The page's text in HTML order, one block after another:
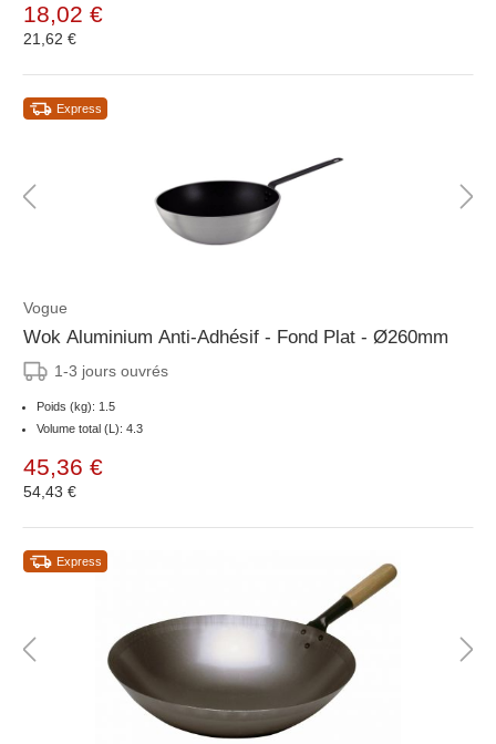
18,02 €
21,62 €
Express
Vogue
Wok Aluminium Anti-Adhésif - Fond Plat - Ø260mm
1-3 jours ouvrés
Poids (kg): 1.5
Volume total (L): 4.3
45,36 €
54,43 €
Express